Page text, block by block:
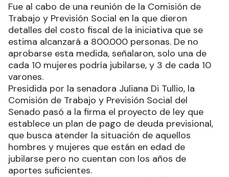
Fue al cabo de una reunión de la Comisión de
Trabajo y Previsión Social en la que dieron
detalles del costo fiscal de la iniciativa que se
estima alcanzará a 800.000 personas. De no
aprobarse esta medida, señalaron, solo una de
cada 10 mujeres podría jubilarse, y 3 de cada 10
varones.
Presidida por la senadora Juliana Di Tullio, la
Comisión de Trabajo y Previsión Social del
Senado pasó a la firma el proyecto de ley que
establece un plan de pago de deuda previsional,
que busca atender la situación de aquellos
hombres y mujeres que están en edad de
jubilarse pero no cuentan con los años de
aportes suficientes.